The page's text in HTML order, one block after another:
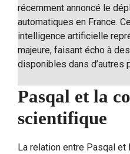
récemment annoncé le
automatiques en France.
intelligence artificielle
majeure, faisant écho à
disponibles dans d’autres
Pasqal et la
scientifique
La relation entre Pasqal